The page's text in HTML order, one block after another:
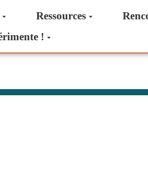
Ressources
!